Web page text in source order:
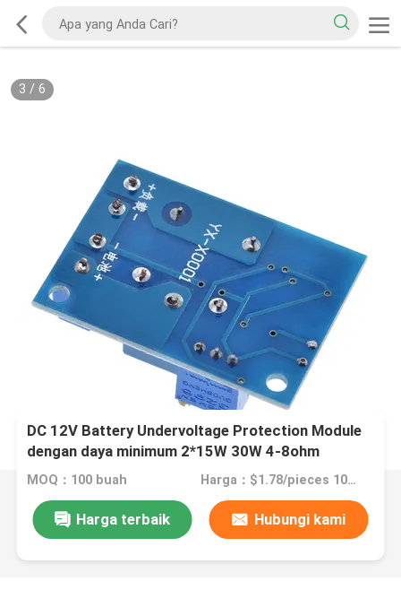
3 / 6
DC 12V Battery Undervoltage Protection Module
dengan daya minimum 2*15W 30W 4-8ohm
MOQ：100 buah Harga：$1.78/pieces 100-499 pieces
Harga terbaik Hubungi kami